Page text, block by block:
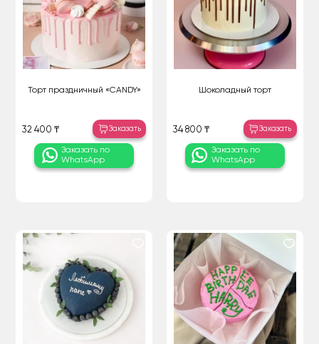
Торт праздничный «CANDY»
32 400 ₸ Заказать
Заказать по
WhatsApp
Шоколадный торт
34 800 ₸ Заказать
Заказать по
WhatsApp